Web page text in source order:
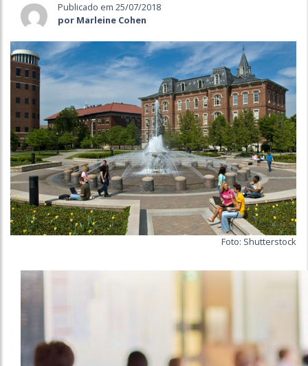
Publicado em 25/07/2018
por Marleine Cohen
Foto: Shutterstock